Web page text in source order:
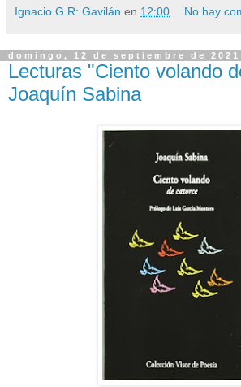
Ignacio G.R: Gavilán en 12:00 No hay
domingo, 12 de septiembre de 2021
Lecturas "Ciento volando
Joaquín Sabina